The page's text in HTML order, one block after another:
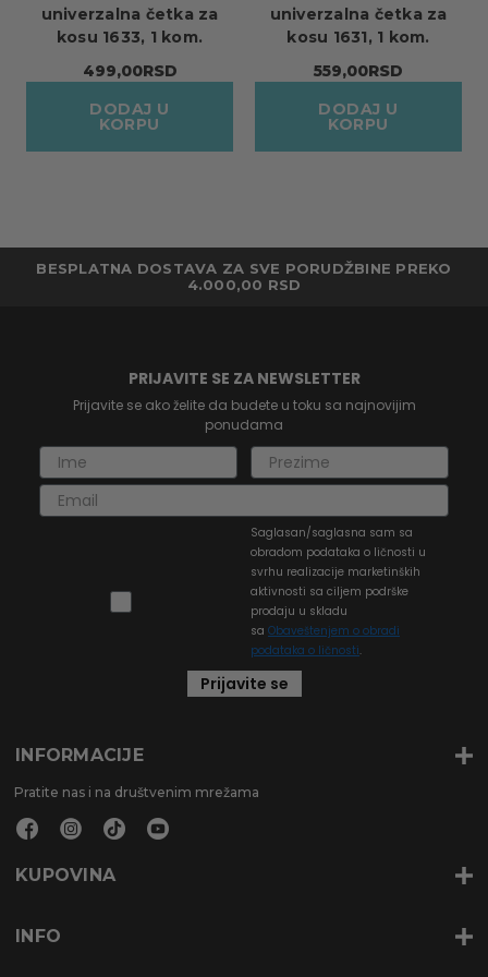
univerzalna četka za
kosu 1633, 1 kom.
499,00RSD
DODAJ U
KORPU
univerzalna četka za
kosu 1631, 1 kom.
559,00RSD
DODAJ U
KORPU
BESPLATNA DOSTAVA ZA SVE PORUDŽBINE PREKO
4.000,00 RSD
PRIJAVITE SE ZA NEWSLETTER
Prijavite se ako želite da budete u toku sa najnovijim
ponudama
Saglasan/saglasna sam sa
obradom podataka o ličnosti u
svrhu realizacije marketinških
aktivnosti sa ciljem podrške
prodaju u skladu
sa Obaveštenjem o obradi
podataka o ličnosti.
Prijavite se
INFORMACIJE
Pratite nas i na društvenim mrežama
KUPOVINA
INFO